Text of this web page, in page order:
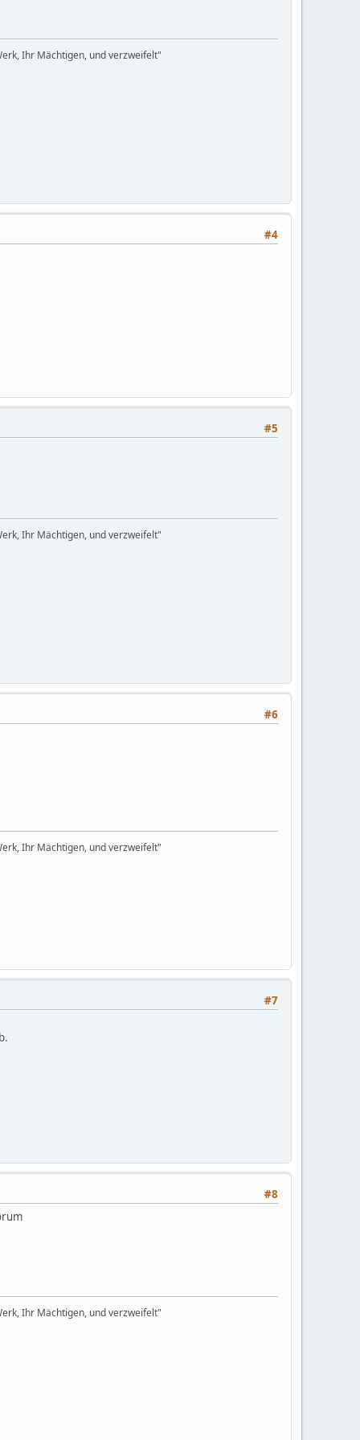
Ihr Mächtigen, und verzweifelt"
#4
#5
Ihr Mächtigen, und verzweifelt"
#6
Ihr Mächtigen, und verzweifelt"
#7
#8
Ihr Mächtigen, und verzweifelt"